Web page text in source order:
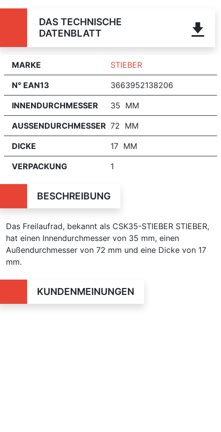
DAS TECHNISCHE
DATENBLATT
MARKE STIEBER
N° EAN13 3663952138206
INNENDURCHMESSER 35 MM
AUSSENDURCHMESSER 72 MM
DICKE 17 MM
VERPACKUNG 1
BESCHREIBUNG
Das Freilaufrad, bekannt als CSK35-STIEBER STIEBER,
hat einen Innendurchmesser von 35 mm, einen
Außendurchmesser von 72 mm und eine Dicke von 17
mm.
KUNDENMEINUNGEN